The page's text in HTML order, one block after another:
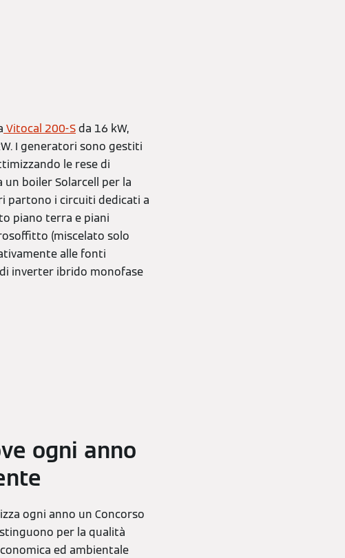
Vitocal 200-Sda 16 kW,
I generatori sono gestiti
le rese di
boiler Solarcell per la
partono i circuiti dedicati a
piano terra e piani
(miscelato solo
alle fonti
inverter ibrido monofase
ogni anno
ogni anno un Concorso
per la qualità
ed ambientale